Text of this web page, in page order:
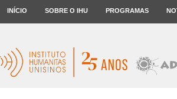
INÍCIO SOBRE O IHU PROGRAMAS